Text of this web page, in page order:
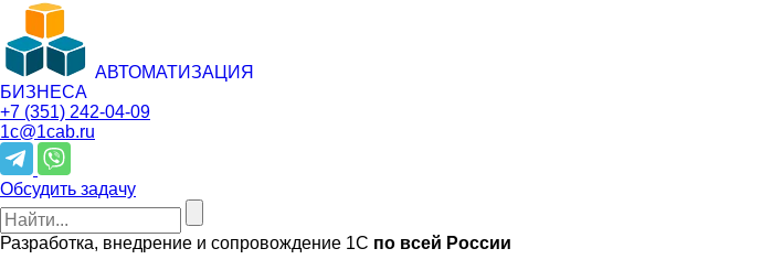
АВТОМАТИЗАЦИЯ
БИЗНЕСА
+7 (351) 242-04-09
1c@1cab.ru
Обсудить задачу
Разработка, внедрение и сопровождение 1С по всей России